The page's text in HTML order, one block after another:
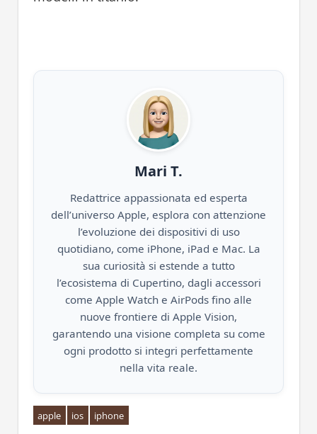
Mari T.
Redattrice appassionata ed esperta
dell’universo Apple, esplora con attenzione
l’evoluzione dei dispositivi di uso
quotidiano, come iPhone, iPad e Mac. La
sua curiosità si estende a tutto
l’ecosistema di Cupertino, dagli accessori
come Apple Watch e AirPods fino alle
nuove frontiere di Apple Vision,
garantendo una visione completa su come
ogni prodotto si integri perfettamente
nella vita reale.
apple ios iphone